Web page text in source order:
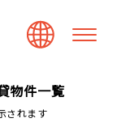
物件一覧
されます